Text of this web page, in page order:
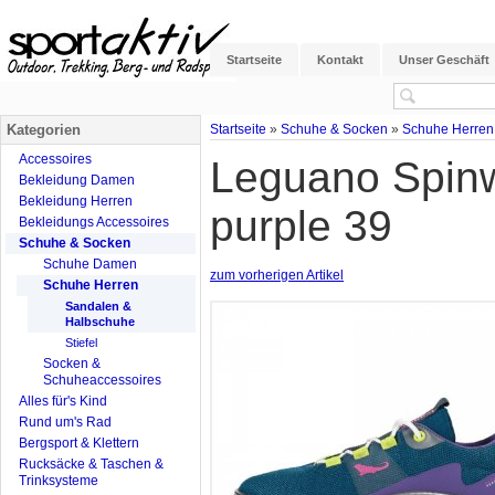
Startseite Kontakt Unser Geschäft
Startseite » Schuhe & Socken » Schuhe Herren
Leguano
purple 39
zum vorherigen Artikel
Kategorien
Accessoires
Bekleidung Damen
Bekleidung Herren
Bekleidungs Accessoires
Schuhe & Socken
Schuhe Damen
Schuhe Herren
Sandalen &
Halbschuhe
Stiefel
Socken &
Schuheaccessoires
Alles für's Kind
Rund um's Rad
Bergsport & Klettern
Rucksäcke & Taschen &
Trinksysteme